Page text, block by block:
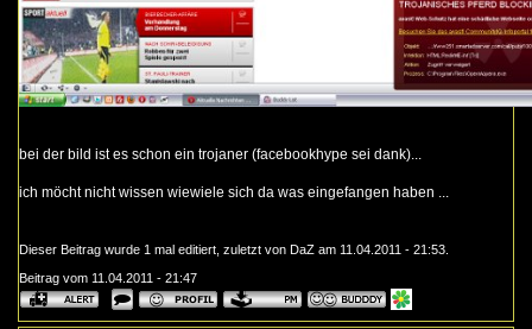
bei der bild ist es schon ein trojaner (facebookhype sei dank)...
ich möcht nicht wissen wiewiele sich da was eingefangen haben ...
Dieser Beitrag wurde 1 mal editiert, zuletzt von DaZ am 11.04.2011 - 21:53.
Beitrag vom 11.04.2011 - 21:47